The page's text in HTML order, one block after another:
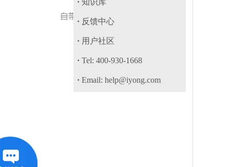
· 反馈中心
· 用户社区
·Tel: 400-930-1668
·Email: help@iyong.com